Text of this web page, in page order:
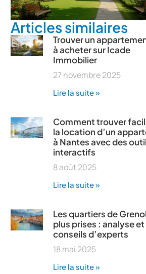
Articles similaires
Trouver un
à acheter sur Icade
Immobilier
27 novembre 2025
Lire la suite »
Comment trouver
la location d’un
à Nantes avec des
interactifs
8 août 2025
Lire la suite »
Les quartiers de
plus prises : analyse et
conseils d’experts
18 mai 2025
Lire la suite »